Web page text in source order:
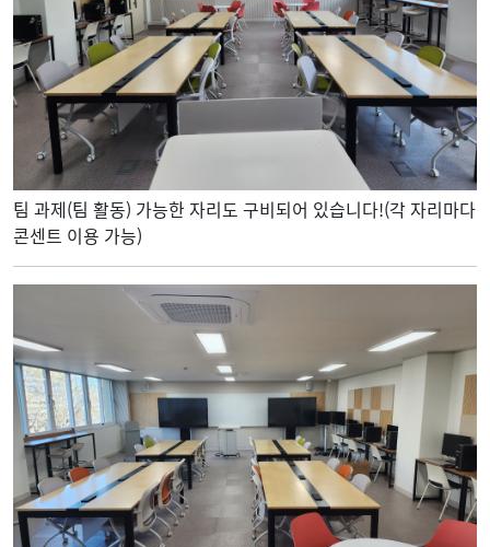
팀 과제(팀 활동) 가능한 자리도 구비되어 있습니다!(각 자리마다
콘센트 이용 가능)